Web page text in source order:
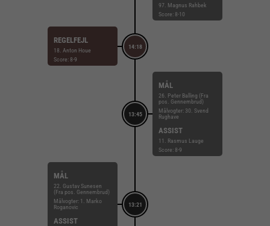
97. Magnus Rahbek
Score: 8-10
14:18
REGELFEJL
18. Anton Houe
Score: 8-9
13:45
MÅL
26. Peter Balling (Fra
pos. Gennembrud)
Målvogter: 30. Svend
Rughave
ASSIST
11. Rasmus Lauge
Score: 8-9
13:21
MÅL
22. Gustav Sunesen
(Fra pos. Gennembrud)
Målvogter: 1. Marko
Roganovic
ASSIST